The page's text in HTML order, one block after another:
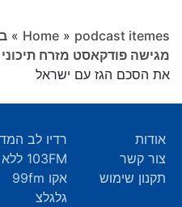
Home » podcast itemes
»
מגישה פודקאסט מזרח תיכוני
את הסכם הגז עם ישראל
אודות
צור קשר
תקנון שימוש
רדיו לב
103FM ללא הפסקה
אקו 99fm
גלגלצ